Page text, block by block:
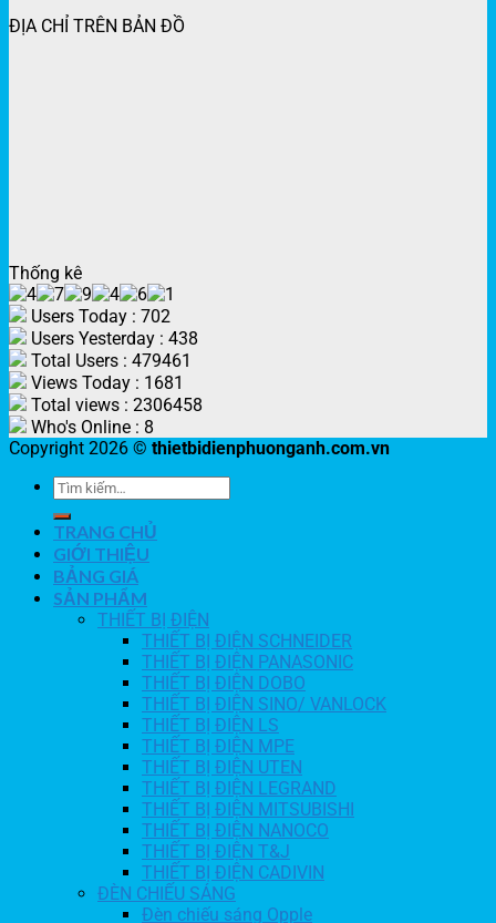
ĐỊA CHỈ TRÊN BẢN ĐỒ
Thống kê
Users Today : 702
Users Yesterday : 438
Total Users : 479461
Views Today : 1681
Total views : 2306458
Who's Online : 8
Copyright 2026 © thietbidienphuonganh.com.vn
TRANG CHỦ
GIỚI THIỆU
BẢNG GIÁ
SẢN PHẨM
THIẾT BỊ ĐIỆN
THIẾT BỊ ĐIỆN SCHNEIDER
THIẾT BỊ ĐIỆN PANASONIC
THIẾT BỊ ĐIỆN DOBO
THIẾT BỊ ĐIỆN SINO/ VANLOCK
THIẾT BỊ ĐIỆN LS
THIẾT BỊ ĐIỆN MPE
THIẾT BỊ ĐIỆN UTEN
THIẾT BỊ ĐIỆN LEGRAND
THIẾT BỊ ĐIỆN MITSUBISHI
THIẾT BỊ ĐIỆN NANOCO
THIẾT BỊ ĐIỆN T&J
THIẾT BỊ ĐIỆN CADIVIN
ĐÈN CHIẾU SÁNG
Đèn chiếu sáng Opple